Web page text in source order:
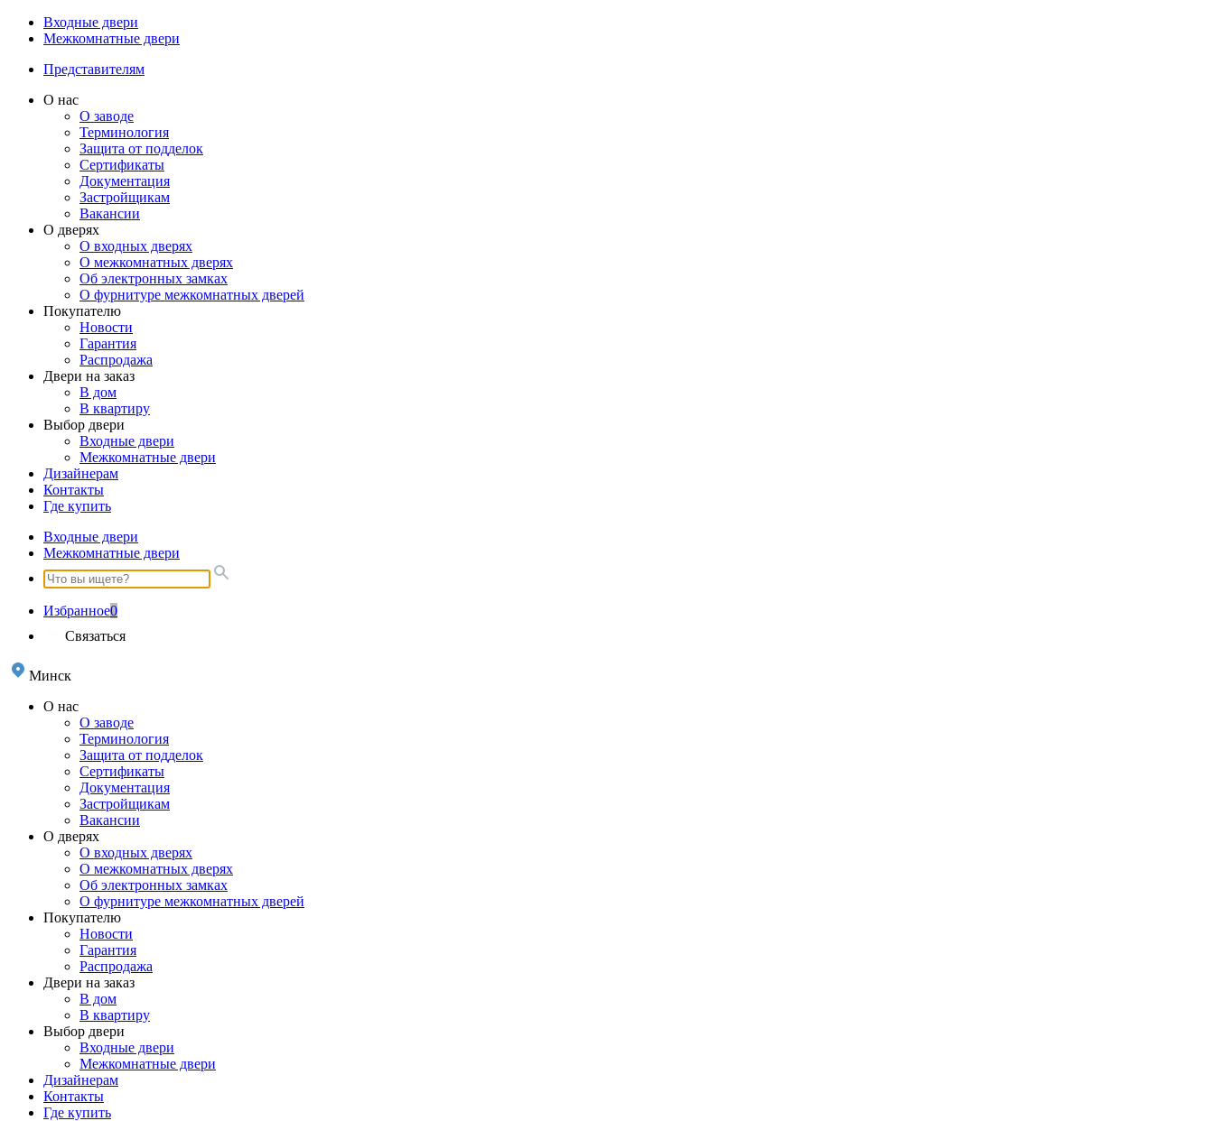
Входные двери
Межкомнатные двери
Представителям
О нас
О заводе
Терминология
Защита от подделок
Сертификаты
Документация
Застройщикам
Вакансии
О дверях
О входных дверях
О межкомнатных дверях
Об электронных замках
О фурнитуре межкомнатных дверей
Покупателю
Новости
Гарантия
Распродажа
Двери на заказ
В дом
В квартиру
Выбор двери
Входные двери
Межкомнатные двери
Дизайнерам
Контакты
Где купить
Входные двери
Межкомнатные двери
Избранное0
Связаться
Минск
О нас
О заводе
Терминология
Защита от подделок
Сертификаты
Документация
Застройщикам
Вакансии
О дверях
О входных дверях
О межкомнатных дверях
Об электронных замках
О фурнитуре межкомнатных дверей
Покупателю
Новости
Гарантия
Распродажа
Двери на заказ
В дом
В квартиру
Выбор двери
Входные двери
Межкомнатные двери
Дизайнерам
Контакты
Где купить